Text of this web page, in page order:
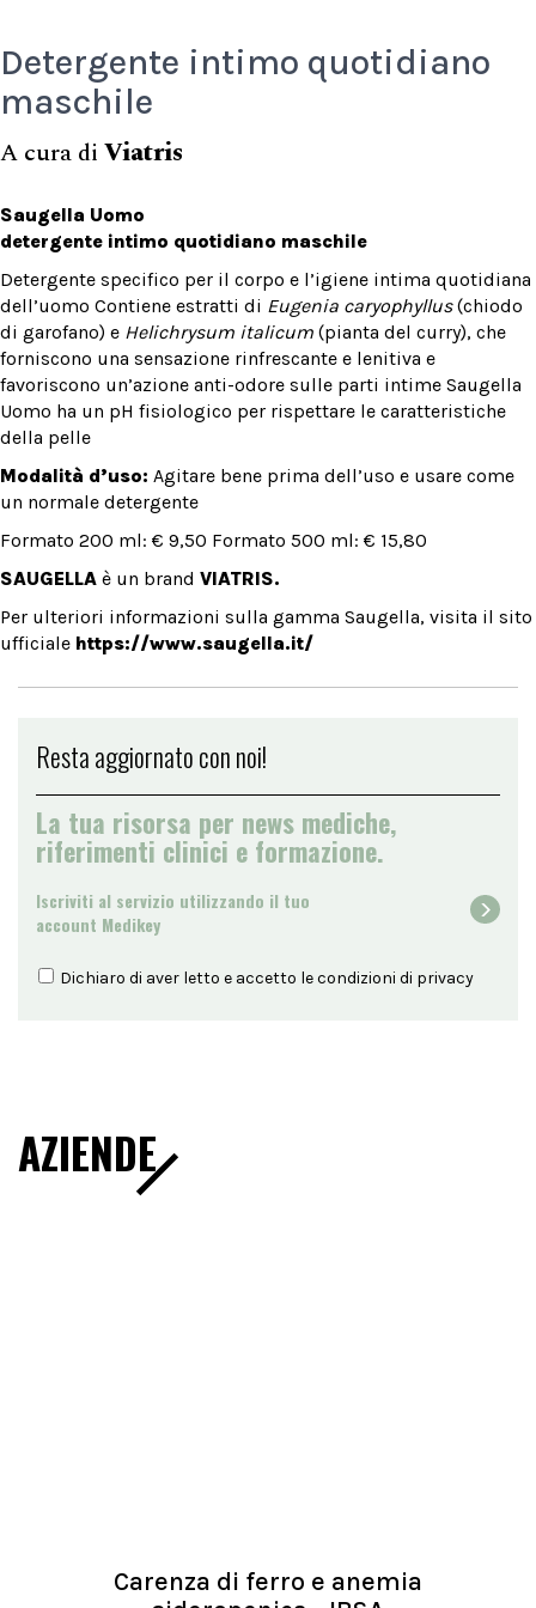
Detergente intimo quotidiano
maschile
A cura di Viatris
Saugella Uomo
detergente intimo quotidiano maschile
Detergente specifico per il corpo e l’igiene intima quotidiana
dell’uomo Contiene estratti di Eugenia caryophyllus(chiodo
di garofano) e Helichrysum italicum (pianta del curry), che
forniscono una sensazione rinfrescante e lenitiva e
favoriscono un’azione anti-odore sulle parti intime Saugella
Uomo ha un pH fisiologico per rispettare le caratteristiche
della pelle
Modalità d’uso: Agitare bene prima dell’uso e usare come
un normale detergente
Formato 200 ml: € 9,50 Formato 500 ml: € 15,80
SAUGELLA è un brand VIATRIS.
Per ulteriori informazioni sulla gamma Saugella, visita il sito
ufficiale https://www.saugella.it/
Resta aggiornato con noi!
La tua risorsa per news mediche,
riferimenti clinici e formazione.
Iscriviti al servizio utilizzando il tuo
account Medikey
Dichiaro di aver letto e accetto le condizioni di privacy
AZIENDE
Carenza di ferro e anemia